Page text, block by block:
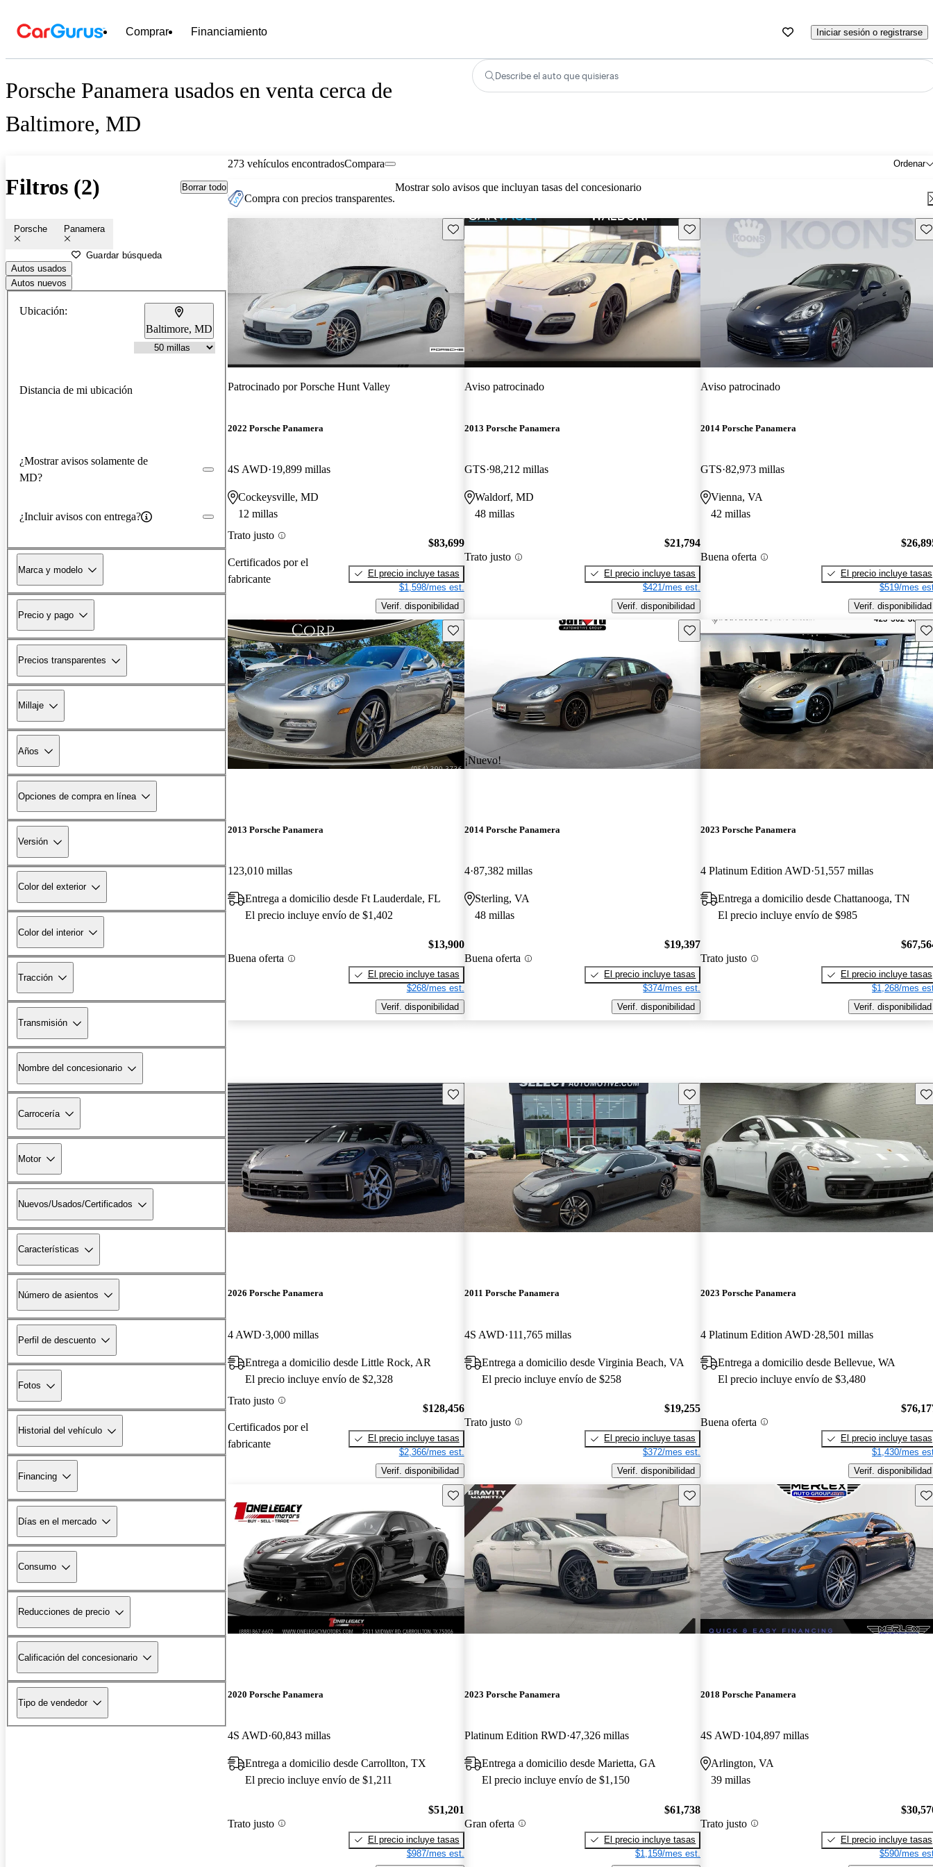
Comprar Financiamiento Iniciar sesión o registrarse
Porsche Panamera usados en venta cerca de
Baltimore, MD
Describe el auto que quisieras
Filtros (2) Borrar todo
Porsche Panamera
Guardar búsqueda
Autos usados
Autos nuevos
Ubicación:
Baltimore, MD
Distancia de mi ubicación
¿Mostrar avisos solamente de
MD?
¿Incluir avisos con entrega?
Marca y modelo
Precio y pago
Precios transparentes
Millaje
Años
Opciones de compra en línea
Versión
Color del exterior
Color del interior
Tracción
Transmisión
Nombre del concesionario
Carrocería
Motor
Nuevos/Usados/Certificados
Características
Número de asientos
Perfil de descuento
Fotos
Historial del vehículo
Financing
Días en el mercado
Consumo
Reducciones de precio
Calificación del concesionario
Tipo de vendedor
273 vehículos encontrados Ordenar
Compara
Compra con precios transparentes.
Mostrar solo avisos que incluyan tasas del concesionario
Guarda este Aviso
Patrocinado porPorsche Hunt Valley
2022 Porsche Panamera
4S AWD 19,899 millas
Cockeysville, MD
12 millas
Trato justo
Certificados por el
fabricante
$83,699
El precio incluye tasas
$1,598/mes est.
Verif. disponibilidad
Guarda este Aviso
Aviso patrocinado
2013 Porsche Panamera
GTS 98,212 millas
Waldorf, MD
48 millas
Trato justo
$21,794
El precio incluye tasas
$421/mes est.
Verif. disponibilidad
Aviso patrocinado
2014 Porsche Panamera
GTS 82,973 millas
Vienna, VA
42 millas
Buena oferta
El precio incluye tasas
$519/mes
Verif. disponibilidad
Guarda este Aviso
2013 Porsche Panamera
123,010 millas
Entrega a domicilio desde Ft Lauderdale, FL
El precio incluye envío de $1,402
Buena oferta
$13,900
El precio incluye tasas
$268/mes est.
Verif. disponibilidad
¡Nuevo!
Guarda este Aviso
2014 Porsche Panamera
4 87,382 millas
Sterling, VA
48 millas
Buena oferta
$19,397
El precio incluye tasas
$374/mes est.
Verif. disponibilidad
2023 Porsche Panamera
4 Platinum Edition AWD 51,557 millas
Entrega a domicilio desde Chattanooga, TN
El precio incluye envío de $985
Trato justo
El precio incluye tasas
$1,268/mes
Verif. disponibilidad
Guarda este Aviso
2026 Porsche Panamera
4 AWD 3,000 millas
Entrega a domicilio desde Little Rock, AR
El precio incluye envío de $2,328
Trato justo
Certificados por el
fabricante
$128,456
El precio incluye tasas
$2,366/mes est.
Verif. disponibilidad
Guarda este Aviso
2011 Porsche Panamera
4S AWD 111,765 millas
Entrega a domicilio desde Virginia Beach, VA
El precio incluye envío de $258
Trato justo
$19,255
El precio incluye tasas
$372/mes est.
Verif. disponibilidad
2023 Porsche Panamera
4 Platinum Edition AWD 28,501 millas
Entrega a domicilio desde Bellevue, WA
El precio incluye envío de $3,480
Buena oferta
El precio incluye tasas
$1,430/mes
Verif. disponibilidad
Guarda este Aviso
2020 Porsche Panamera
4S AWD 60,843 millas
Entrega a domicilio desde Carrollton, TX
El precio incluye envío de $1,211
Trato justo
$51,201
El precio incluye tasas
$987/mes est.
Guarda este Aviso
2023 Porsche Panamera
Platinum Edition RWD 47,326 millas
Entrega a domicilio desde Marietta, GA
El precio incluye envío de $1,150
Gran oferta
$61,738
El precio incluye tasas
$1,159/mes est.
2018 Porsche Panamera
4S AWD 104,897 millas
Arlington, VA
39 millas
Trato justo
El precio incluye tasas
$590/mes